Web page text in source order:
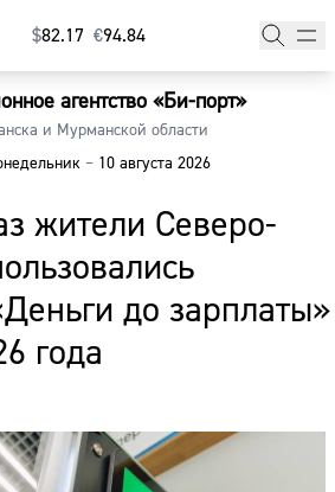
$⁠82.17 €⁠94.84
агентство «Би-порт»
и Мурманской области
–10 августа 2026
жители Северо-
до зарплаты»
года